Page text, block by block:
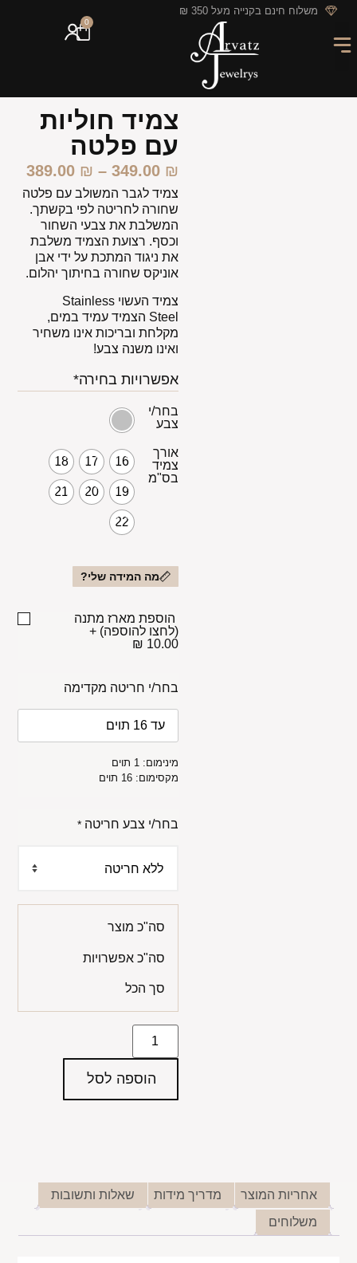
לתוכן משלוח חינם בקנייה מעל 350 ₪
0
צמיד חוליות
עם פלטה
349.00 ₪
–
389.00 ₪
צמיד לגבר המשולב עם פלטה
שחורה לחריטה לפי בקשתך.
המשלבת את צבעי השחור
וכסף. רצועת הצמיד משלבת
את ניגוד המתכת על ידי אבן
אוניקס שחורה בחיתוך יהלום.
צמיד העשוי Stainless
Steel הצמיד עמיד במים,
מקלחת ובריכות אינו משחיר
ואינו משנה צבע!
אפשרויות בחירה*
בחר/י
צבע
אורך
צמיד
בס"מ
16
17
18
19
20
21
22
מה המידה שלי?
הוספת מארז מתנה
(לחצו להוספה) +
10.00 ₪
בחר/י חריטה מקדימה
מינימום: 1 תוים
מקסימום: 16 תוים
בחר/י צבע חריטה *
סה"כ מוצר
סה"כ אפשרויות
סך הכל
הוספה לסל
אחריות המוצר מדריך מידות
שאלות ותשובות
משלוחים